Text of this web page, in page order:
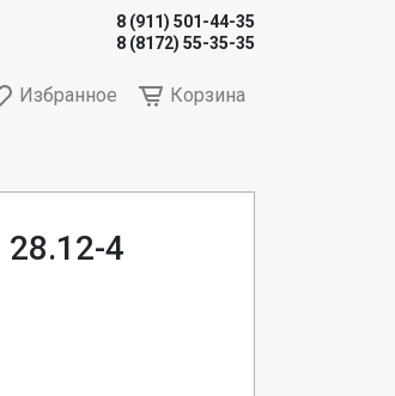
8 (911) 501-44-35
8 (8172) 55-35-35
Избранное Корзина
4